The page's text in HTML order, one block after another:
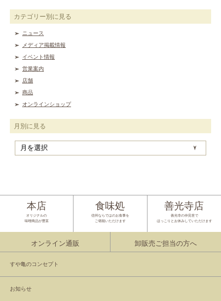
カテゴリー別に見る
ニュース
メディア掲載情報
イベント情報
営業案内
店舗
商品
オンラインショップ
月別に見る
本店
オリジナルの
味噌商品が豊富
食味処
信州ならではのお食事を
ご堪能いただけます
善光寺店
善光寺の仲見世で
ほっこりとお休みしていただけます
オンライン通販 卸販売ご担当の方へ
すや亀のコンセプト
お知らせ